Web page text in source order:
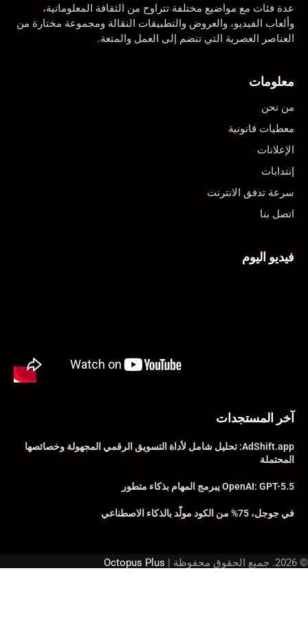
عدة فئات مع مواضيع مختلفة تتراوح من الثقافة المعلوماتية،
وألعاب الفيديو، والعروض والتطبيقات النقالة ومجموعة مختارة من
العناصر العصرية التي تنضم إلى العمل والمتعة.
معلومات
من نحن
معطيات قانونية
الإعلانات
إنتدابات
سرعة تدفق الانترنت
اتصل بنا
فيديو اليوم
آخر المستجدات
AdShift.app: تحليل شامل لأداة التسويق الرقمي المجهولة وخصائصها
المحتملة
OpenAI: GPT-5.5 يبرمج المهام بذكاء متطور
في جوجل، 75% من الكود مولّد بالذكاء الاصطناعي
© 2026. جميع الحقوق محفوظة | Octopus Plus